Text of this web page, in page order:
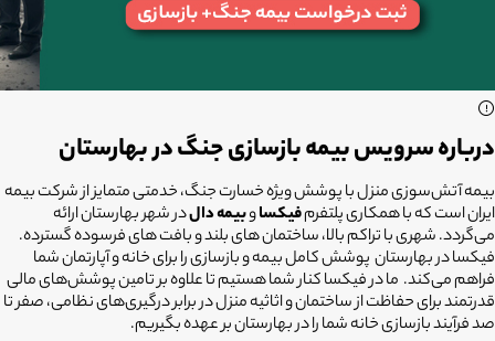
درباره سرویس بیمه بازسازی جنگ در بهارستان
بیمه آتش‌سوزی منزل با پوشش ویژه خسارت جنگ، خدمتی متمایز از شرکت بیمه
ایران است که با همکاری پلتفرمفیکساوبیمه دالدر شهر بهارستان ارائه
می‌گردد. شهری با تراکم بالا، ساختمان های بلند و بافت های فرسوده گسترده.
فیکسا در بهارستان پوشش کامل بیمه و بازسازی را برای خانه و آپارتمان شما
فراهم می‌کند. ما در فیکسا کنار شما هستیم تا علاوه بر تامین پوشش‌های مالی
قدرتمند برای حفاظت از ساختمان و اثاثیه منزل در برابر درگیری‌های نظامی، صفر تا
صد فرآیند بازسازی خانه شما را در بهارستان بر عهده بگیریم.